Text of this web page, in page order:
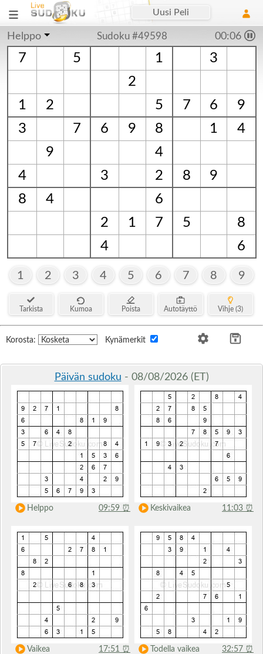
Uusi Peli
Helppo Sudoku #49598 00:06
7 5 1
3
2
1
2 5 7 6
9
3
7 6 9 8 1
4
9
4
4
3 2 8
9
8
4
6
2
1 7 5
8
4
6
1 2 3 4 5 6 7 8 9
Tarkista Kumoa Poista Autotäyttö Vihje (3)
Korosta: Kynämerkit
Päivän sudoku - 08/08/2026 (ET)
Helppo 09:59 ⏰ Keskivaikea 11:03 ⏰
Vaikea 17:51 ⏰ Todella vaikea 32:57 ⏰